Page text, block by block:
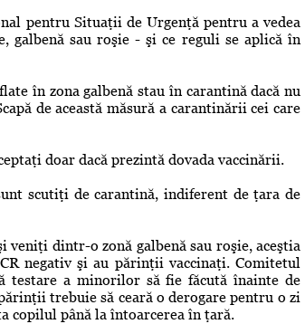
pentru Situaţii de Urgenţă pentru a vedea
galbenă sau roşie - şi ce reguli se aplică în
în zona galbenă stau în carantină dacă nu
de această măsură a carantinării cei care
doar dacă prezintă dovada vaccinării.
scutiţi de carantină, indiferent de ţara de
veniţi dintr-o zonă galbenă sau roşie, aceştia
negativ şi au părinţii vaccinaţi. Comitetul
testare a minorilor să fie făcută înainte de
trebuie să ceară o derogare pentru o zi
copilul până la întoarcerea în ţară.